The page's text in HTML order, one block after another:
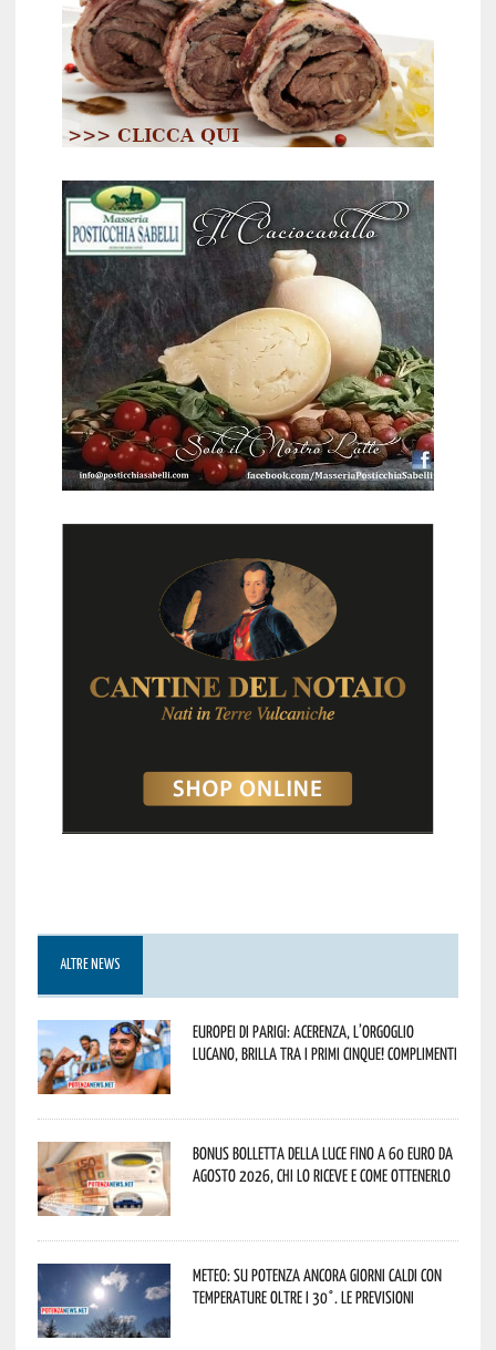
ALTRE NEWS
Europei di Parigi: Acerenza, l’orgoglio
lucano, brilla tra i primi cinque! Complimenti
Bonus bolletta della luce fino a 60 euro da
agosto 2026, chi lo riceve e come ottenerlo
Meteo: su Potenza ancora giorni caldi con
temperature oltre i 30°. Le previsioni